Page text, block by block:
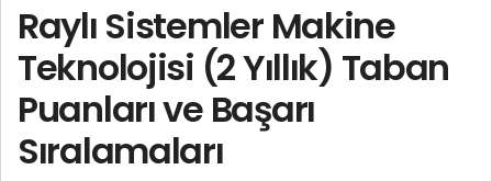
Raylı Sistemler Makine
Teknolojisi (2 Yıllık) Taban
Puanları ve Başarı
Sıralamaları